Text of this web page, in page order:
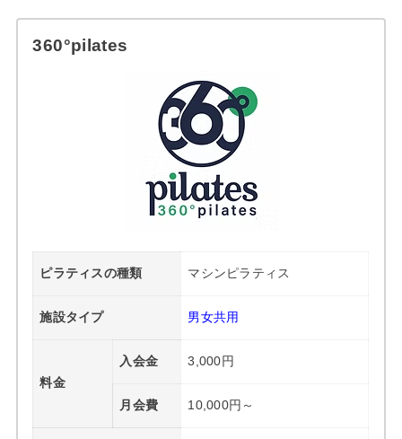
360°pilates
ピラティスの種類 マシンピラティス
施設タイプ 男女共用
料金
入会金 3,000円
月会費 10,000円～